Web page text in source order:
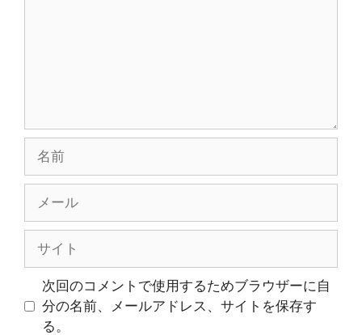
ル
次回のコメントで使用するためブラウザーに自
分の名前、メールアドレス、サイトを保存す
る。